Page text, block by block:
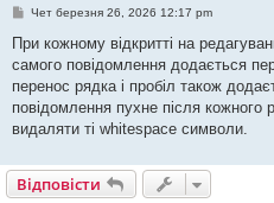
П
в
д
о
м
л
е
н
я
Чет березня 26, 2026 12:17 pm
При кожному відкритті на
самого повідомлення додається
перенос рядка і пробіл також
повідомлення пухне після
видаляти ті whitespace символи.
Відповісти